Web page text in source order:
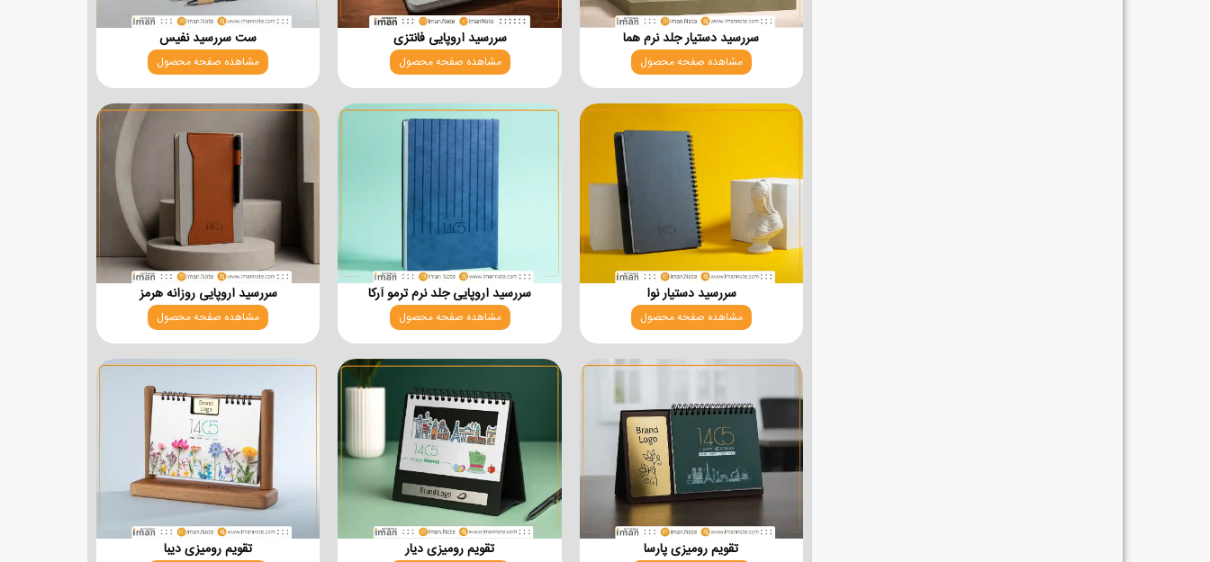
سررسید دستیار جلد نرم هما
مشاهده صفحه محصول
سررسید اروپایی فانتزی
مشاهده صفحه محصول
ست سررسید نفیس
مشاهده صفحه محصول
سررسید دستیار نوا
مشاهده صفحه محصول
سررسید اروپایی جلد نرم ترمو آرکا
مشاهده صفحه محصول
سررسید اروپایی روزانه هرمز
مشاهده صفحه محصول
تقویم رومیزی پارسا تقویم رومیزی دیار تقویم رومیزی دیبا